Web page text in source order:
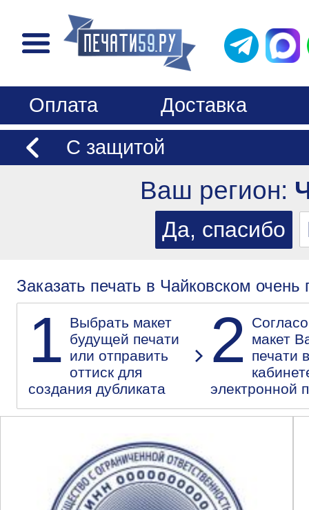
Оплата
Доставка
С защитой
Ваш регион:
Заказать печать в Чайковском очень
1 Выбрать макет
будущей печати
или отправить
оттиск для
создания дубликата
2
макет
печати
электронной